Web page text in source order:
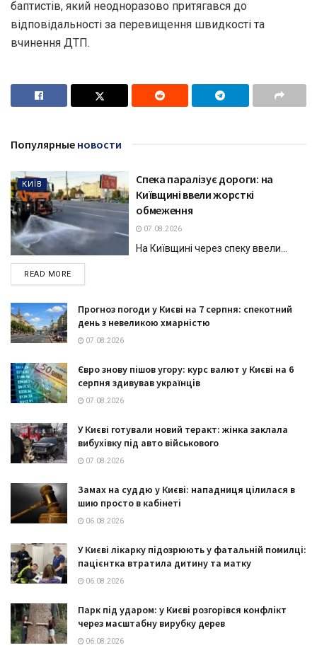
баптистів, який неодноразово притягався до
відповідальності за перевищення швидкості та
вчинення ДТП.
Популярные новости
КИЇВ
Спека паралізує дороги: на
Київщині ввели жорсткі
обмеження
07.08.2026
На Київщині через спеку ввели...
READ MOREDETAILS
Прогноз погоди у Києві на 7 серпня: спекотний
день з невеликою хмарністю
07.08.2026
Євро знову пішов угору: курс валют у Києві на 6
серпня здивував українців
07.08.2026
У Києві готували новий теракт: жінка заклала
вибухівку під авто військового
07.08.2026
Замах на суддю у Києві: нападниця цілилася в
шию просто в кабінеті
06.08.2026
У Києві лікарку підозрюють у фатальній помилці:
пацієнтка втратила дитину та матку
06.08.2026
Парк під ударом: у Києві розгорівся конфлікт
через масштабну вирубку дерев
06.08.2026